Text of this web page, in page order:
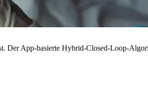
Der App-basierte Hybrid-Closed-Loop-